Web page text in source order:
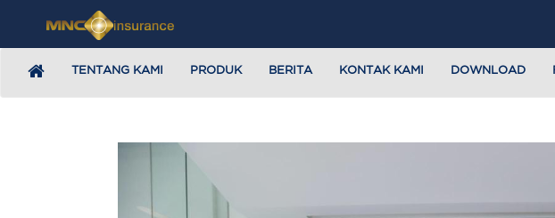
TENTANG KAMI PRODUK BERITA KONTAK KAMI DOWNLOAD